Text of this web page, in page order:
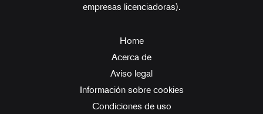
empresas licenciadoras).
Home
Acerca de
Aviso legal
Información sobre cookies
Condiciones de uso